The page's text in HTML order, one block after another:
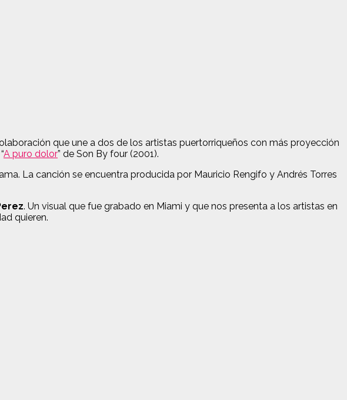
que une a dos de los artistas puertorriqueños con más proyección
A puro dolor” de Son By four (2001).
La canción se encuentra producida por Mauricio Rengifo y Andrés Torres
. Un visual que fue grabado en Miami y que nos presenta a los artistas en
quieren.